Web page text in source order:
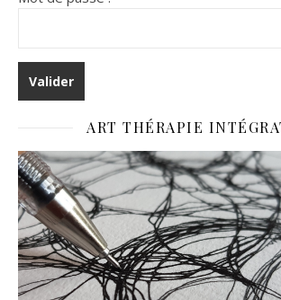
ART THÉRAPIE